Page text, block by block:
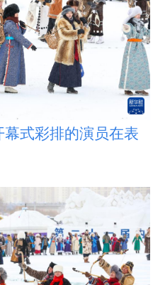
式彩排的演员在表